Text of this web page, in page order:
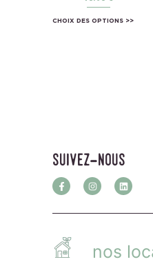
CHOIX DES OPTIONS
suivez-nous
nos